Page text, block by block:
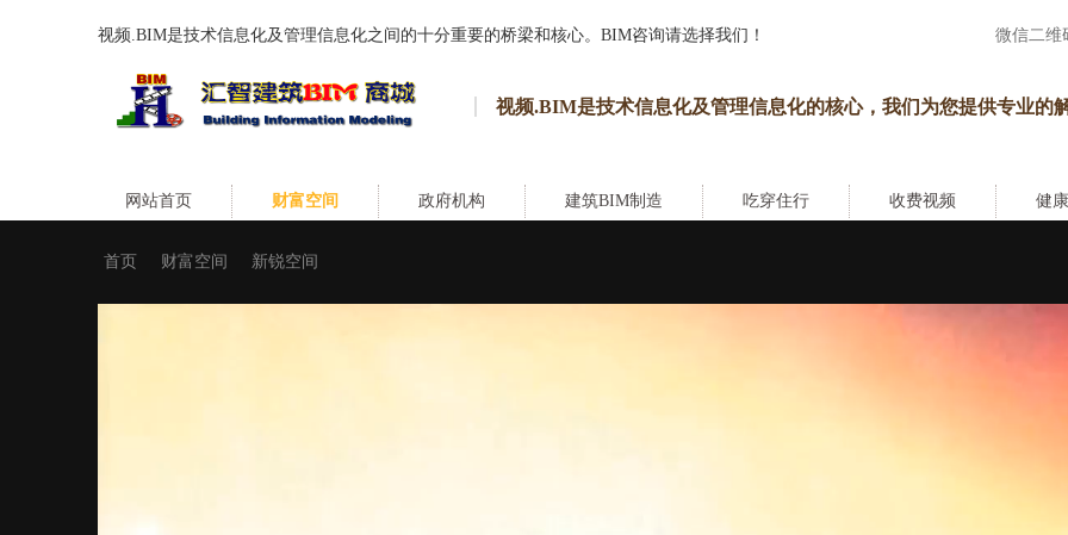
视频.BIM是技术信息化及管理信息化之间的十分重要的桥梁和核心。BIM咨询请选择我们！ 微信二维
视频.BIM是技术信息化及管理信息化的核心，我们为您提供专业的
网站首页 财富空间 政府机构 建筑BIM制造 吃穿住行 收费视频 健
首页 财富空间 新锐空间